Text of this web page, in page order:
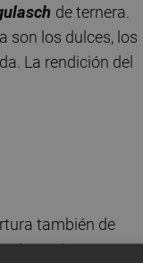
de ternera.
son los dulces, los
La rendición del
también de
La receta